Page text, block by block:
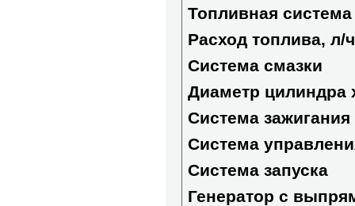
Топливная
Расход топлива, л/
Система смазки
Диаметр
Система зажигания
Система
Система запуска
Генератор с